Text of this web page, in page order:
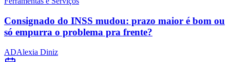
Consignado do INSS mudou: prazo maior é bom ou
só empurra o problema pra frente?
ADAlexia Diniz